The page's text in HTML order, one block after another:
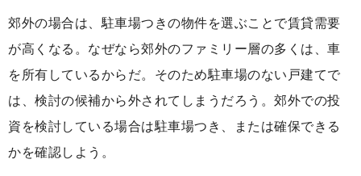
郊外の場合は、駐車場つきの物件を選ぶことで賃貸需要
が高くなる。なぜなら郊外のファミリー層の多くは、車
を所有しているからだ。そのため駐車場のない戸建てで
は、検討の候補から外されてしまうだろう。郊外での投
資を検討している場合は駐車場つき、または確保できる
かを確認しよう。